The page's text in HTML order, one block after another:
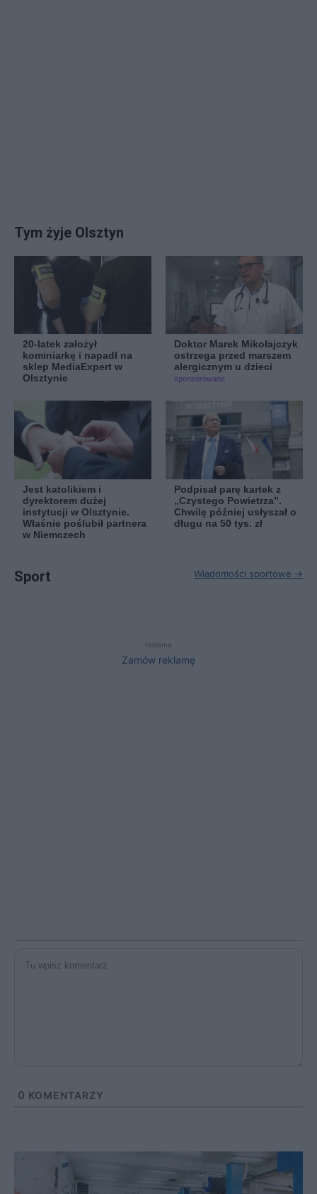
Tym żyje Olsztyn
20-latek założył
kominiarkę i napadł na
sklep MediaExpert w
Olsztynie
Doktor Marek Mikołajczyk
ostrzega przed marszem
alergicznym u dzieci
sponsorowane
Jest katolikiem i
dyrektorem dużej
instytucji w Olsztynie.
Właśnie poślubił partnera
w Niemczech
Podpisał parę kartek z
„Czystego Powietrza”.
Chwilę później usłyszał o
długu na 50 tys. zł
Sport Wiadomości sportowe →
reklama
Zamów reklamę
0 KOMENTARZY